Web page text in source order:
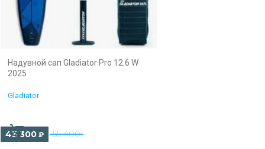
Надувной сап Gladiator Pro 12.6 W
2025
Gladiator
55 400
43 300 ₽